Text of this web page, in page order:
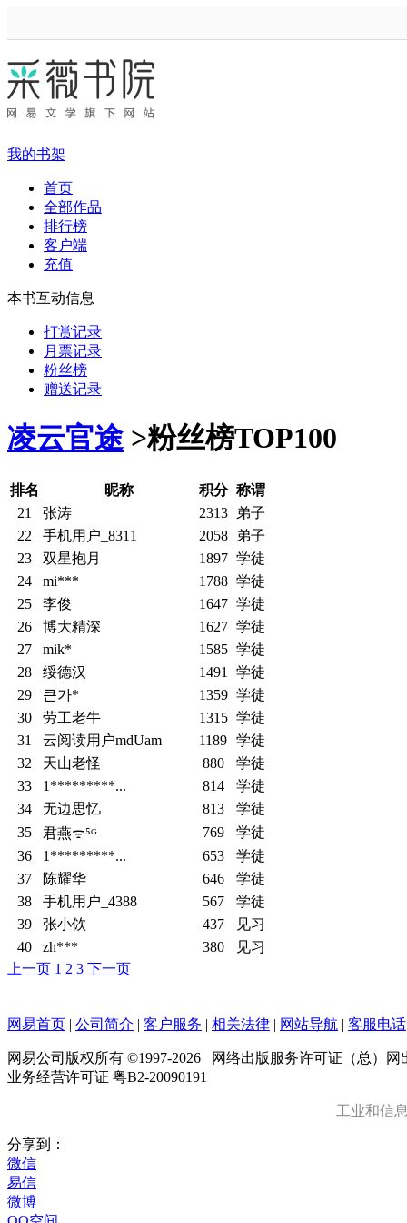
我的书架
首页
全部作品
排行榜
客户端
充值
本书互动信息
打赏记录
月票记录
粉丝榜
赠送记录
凌云官途 >粉丝榜TOP100
排名 昵称 积分 称谓
21
张涛 2313
弟子
22
手机用户_8311 2058
弟子
23
双星抱月 1897 学徒
24
mi*** 1788 学徒
25
李俊 1647 学徒
26
博大精深 1627 学徒
27
mik* 1585 学徒
28
绥德汉 1491
学徒
29
큰가* 1359 学徒
30
劳工老牛 1315 学徒
31
云阅读用户mdUam 1189
学徒
32
天山老怪 880
学徒
33
1*********... 814
学徒
34
无边思忆 813
学徒
35
君燕ᯤ⁵ᴳ 769
学徒
36
1*********... 653
学徒
37
陈耀华 646
学徒
38
手机用户_4388 567
学徒
39
张小佽 437
见习
40
zh*** 380
见习
上一页 1 2 3 下一页
网易首页 | 公司简介 | 客户服务 | 相关法律 | 网站导航 | 客服电话
网易公司版权所有 ©1997-2026 网络出版服务许可证（总）网
业务经营许可证 粤B2-20090191
工业和信
分享到：
微信
易信
微博